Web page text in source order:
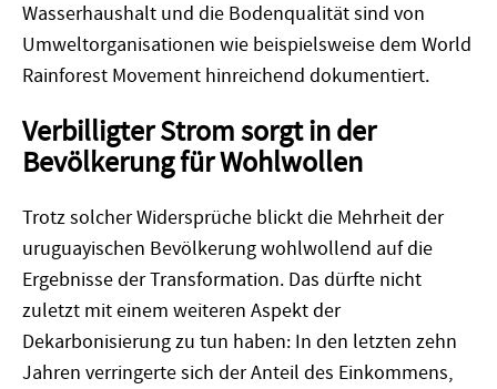
Wasserhaushalt und die Bodenqualität sind von
Umweltorganisationen wie beispielsweise dem World
Rainforest Movement hinreichend dokumentiert.
Verbilligter Strom sorgt in der
Bevölkerung für Wohlwollen
Trotz solcher Widersprüche blickt die Mehrheit der
uruguayischen Bevölkerung wohlwollend auf die
Ergebnisse der Transformation. Das dürfte nicht
zuletzt mit einem weiteren Aspekt der
Dekarbonisierung zu tun haben: In den letzten zehn
Jahren verringerte sich der Anteil des Einkommens,